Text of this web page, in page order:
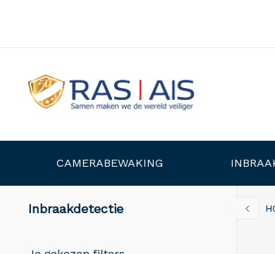
CAMERABEWAKING
Inbraakdetectie